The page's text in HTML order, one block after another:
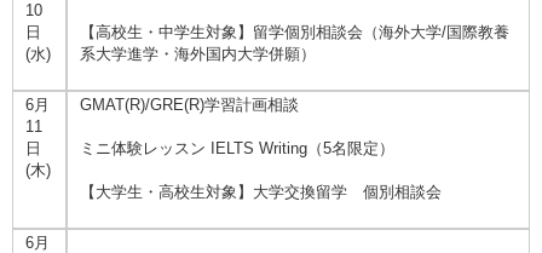
10
日
(水)
【高校生・中学生対象】留学個別相談会（海外大学/国際教養
系大学進学・海外国内大学併願）
6月
11
日
(木)
GMAT(R)/GRE(R)学習計画相談
ミニ体験レッスン IELTS Writing（5名限定）
【大学生・高校生対象】大学交換留学 個別相談会
6月